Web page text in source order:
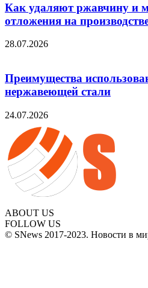
Как удаляют ржавчину и
отложения на
28.07.2026
Преимущества
нержавеющей стали
24.07.2026
ABOUT US
FOLLOW US
© SNews 2017-2023. Новости в